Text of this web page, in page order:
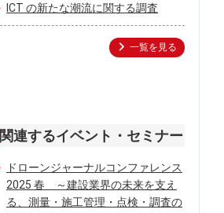
ICT の新たな潮流に関する調査
一覧を見る
関連するイベント・セミナー
ドローンジャーナルコンファレンス
2025 春 ～建設業界の未来を支え
る、測量・施工管理・点検・調査の